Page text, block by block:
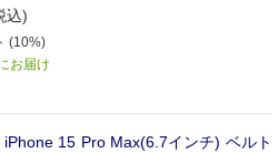
込)
(10%)
お届け
iPhone 15 Pro Max(6.7インチ) ベルト